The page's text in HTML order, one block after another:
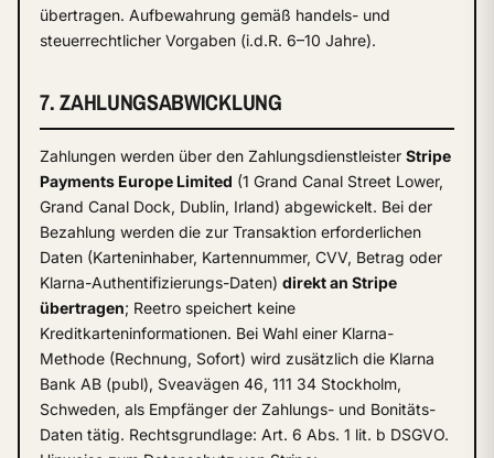
übertragen. Aufbewahrung gemäß handels- und
steuerrechtlicher Vorgaben (i.d.R. 6–10 Jahre).
7. ZAHLUNGSABWICKLUNG
Zahlungen werden über den Zahlungsdienstleister Stripe
Payments Europe Limited (1 Grand Canal Street Lower,
Grand Canal Dock, Dublin, Irland) abgewickelt. Bei der
Bezahlung werden die zur Transaktion erforderlichen
Daten (Karteninhaber, Kartennummer, CVV, Betrag oder
Klarna-Authentifizierungs-Daten) direkt an Stripe
übertragen; Reetro speichert keine
Kreditkarteninformationen. Bei Wahl einer Klarna-
Methode (Rechnung, Sofort) wird zusätzlich die Klarna
Bank AB (publ), Sveavägen 46, 111 34 Stockholm,
Schweden, als Empfänger der Zahlungs- und Bonitäts-
Daten tätig. Rechtsgrundlage: Art. 6 Abs. 1 lit. b DSGVO.